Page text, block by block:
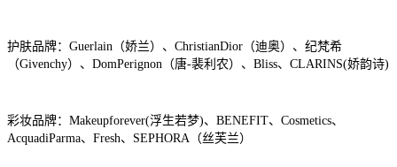
护肤品牌：Guerlain（娇兰）、ChristianDior（迪奥）、纪梵希
（Givenchy）、DomPerignon（唐-裴利农）、Bliss、CLARINS(娇韵诗)
彩妆品牌：Makeupforever(浮生若梦)、BENEFIT、Cosmetics、
AcquadiParma、Fresh、SEPHORA（丝芙兰）